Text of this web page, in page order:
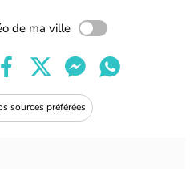
de ma ville
sources préférées